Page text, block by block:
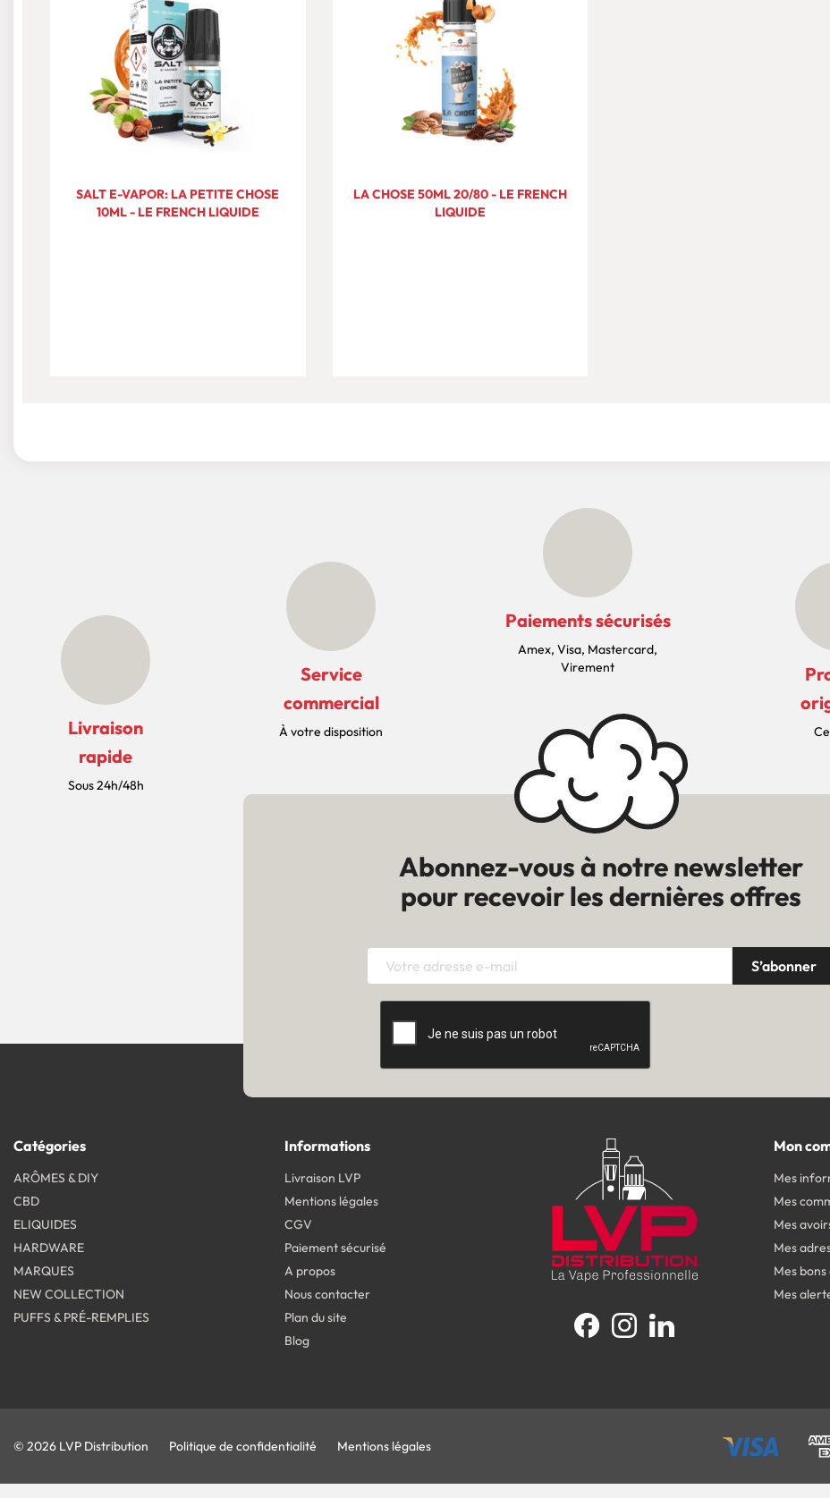
SALT E-VAPOR: LA PETITE CHOSE
10ML - LE FRENCH LIQUIDE
LA CHOSE 50ML 20/80 - LE FRENCH
LIQUIDE
Livraison
rapide
Sous 24h/48h
Service
commercial
À votre disposition
Paiements sécurisés
Amex, Visa, Mastercard,
Virement
Abonnez-vous à notre newsletter
pour recevoir les dernières offres
Catégories
ARÔMES & DIY
CBD
ELIQUIDES
HARDWARE
MARQUES
NEW COLLECTION
PUFFS & PRÉ-REMPLIES
Informations
Livraison LVP
Mentions légales
CGV
Paiement sécurisé
A propos
Nous contacter
Plan du site
Blog
FacebookInstagram
Mon
Mes
Mes
Mes
Mes
Mes
Mes
© 2026 LVP Distribution Politique de confidentialité Mentions légales